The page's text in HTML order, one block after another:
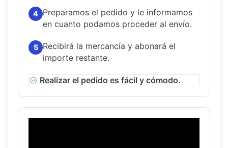
4 Preparamos el pedido y le informamos
en cuanto podamos proceder al envío.
5
Recibirá la mercancía y abonará el
importe restante.
Realizar el pedido es fácil y cómodo.